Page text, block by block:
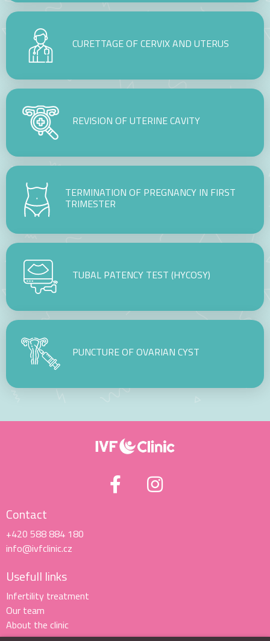
CURETTAGE OF CERVIX AND UTERUS
REVISION OF UTERINE CAVITY
TERMINATION OF PREGNANCY IN FIRST
TRIMESTER
TUBAL PATENCY TEST (HYCOSY)
PUNCTURE OF OVARIAN CYST
Contact
+420 588 884 180
info@ivfclinic.cz
Usefull links
Infertility treatment
Our team
About the clinic
apologize for the inconvenience.